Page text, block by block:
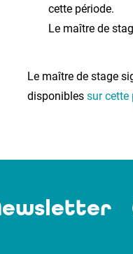
cette période.
Le maître de
Le maître de stage
disponibles sur cette